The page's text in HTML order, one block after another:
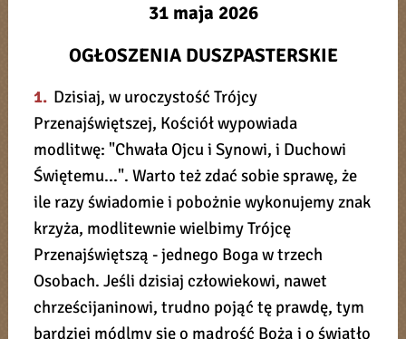
31 maja 2026
OGŁOSZENIA DUSZPASTERSKIE
1. Dzisiaj, w uroczystość Trójcy
Przenajświętszej, Kościół wypowiada
modlitwę: "Chwała Ojcu i Synowi, i Duchowi
Świętemu...". Warto też zdać sobie sprawę, że
ile razy świadomie i pobożnie wykonujemy znak
krzyża, modlitewnie wielbimy Trójcę
Przenajświętszą - jednego Boga w trzech
Osobach. Jeśli dzisiaj człowiekowi, nawet
chrześcijaninowi, trudno pojąć tę prawdę, tym
bardziej módlmy się o mądrość Bożą i o światło